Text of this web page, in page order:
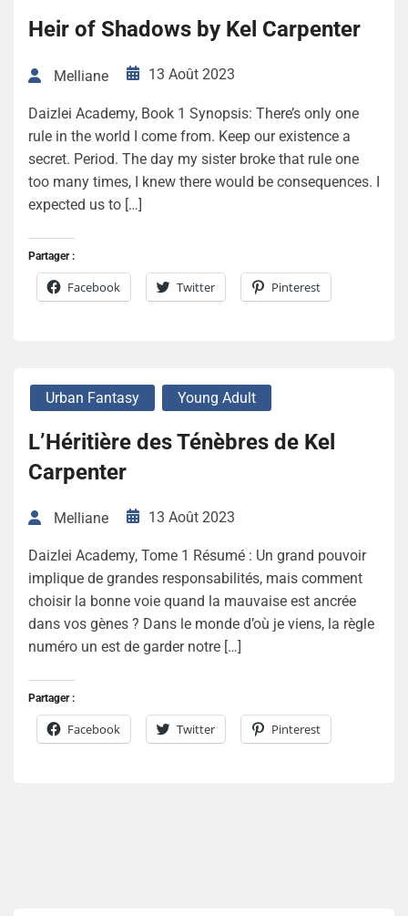
Heir of Shadows by Kel Carpenter
Melliane 13 Août 2023
Daizlei Academy, Book 1 Synopsis: There’s only one
rule in the world I come from. Keep our existence a
secret. Period. The day my sister broke that rule one
too many times, I knew there would be consequences. I
expected us to […]
Partager :
Facebook Twitter Pinterest
Urban Fantasy Young Adult
L’Héritière des Ténèbres de Kel
Carpenter
Melliane 13 Août 2023
Daizlei Academy, Tome 1 Résumé : Un grand pouvoir
implique de grandes responsabilités, mais comment
choisir la bonne voie quand la mauvaise est ancrée
dans vos gènes ? Dans le monde d’où je viens, la règle
numéro un est de garder notre […]
Partager :
Facebook Twitter Pinterest